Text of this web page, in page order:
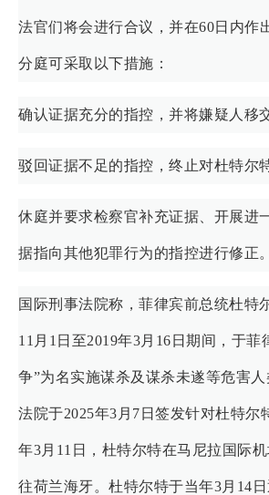
法官们将会进行合议，并在60日内作
分庭可采取以下措施：
确认证据充分的指控，并将嫌疑人移
驳回证据不足的指控，终止对杜特尔
休庭并要求检察官补充证据、开展进
据指向其他犯罪行为的指控进行修正。
国际刑事法院称，菲律宾前总统杜特
11月1日至2019年3月16日期间，于菲
争”为名实施谋杀及谋杀未遂等危害
法院于2025年3月7日签发针对杜特尔
年3月11日，杜特尔特在马尼拉国际
往荷兰海牙。杜特尔特于当年3月14